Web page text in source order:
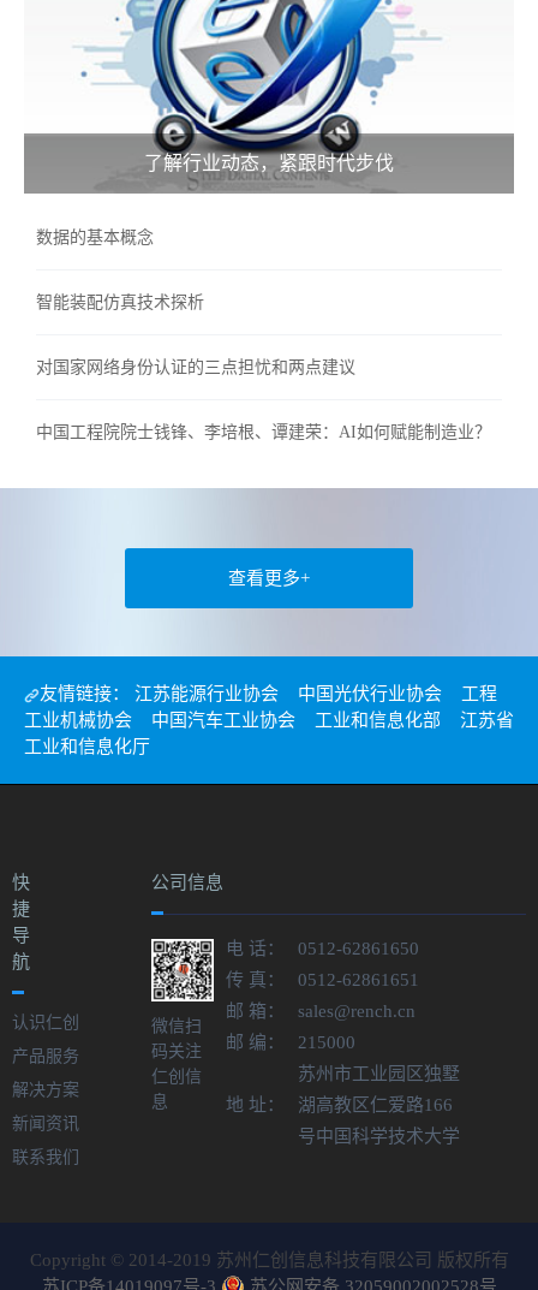
了解行业动态，紧跟时代步伐
数据的基本概念
智能装配仿真技术探析
对国家网络身份认证的三点担忧和两点建议
中国工程院院士钱锋、李培根、谭建荣：AI如何赋能制造业？
查看更多+
友情链接： 江苏能源行业协会 中国光伏行业协会
工程
工业机械协会
中国汽车工业协会 工业和信息化部
江苏省
工业和信息化厅
快
捷
导
航
认识仁创
产品服务
解决方案
新闻资讯
联系我们
公司信息
微信扫
码关注
仁创信
息
电 话：
0512-62861650
传 真：
0512-62861651
邮 箱：
sales@rench.cn
邮 编：
215000
地 址：
苏州市工业园区独墅
湖高教区仁爱路166
号中国科学技术大学
Copyright © 2014-2019 苏州仁创信息科技有限公司 版权所有
苏ICP备14019097号-3
苏公网安备 32059002002528号